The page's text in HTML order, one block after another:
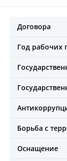
Договора
Год рабочих
Борьба с
Оснащение